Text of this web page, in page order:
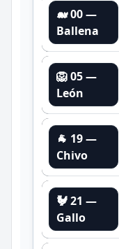
🐋 00 —
Ballena
🦁 05 —
León
🐐 19 —
Chivo
🐓 21 —
Gallo